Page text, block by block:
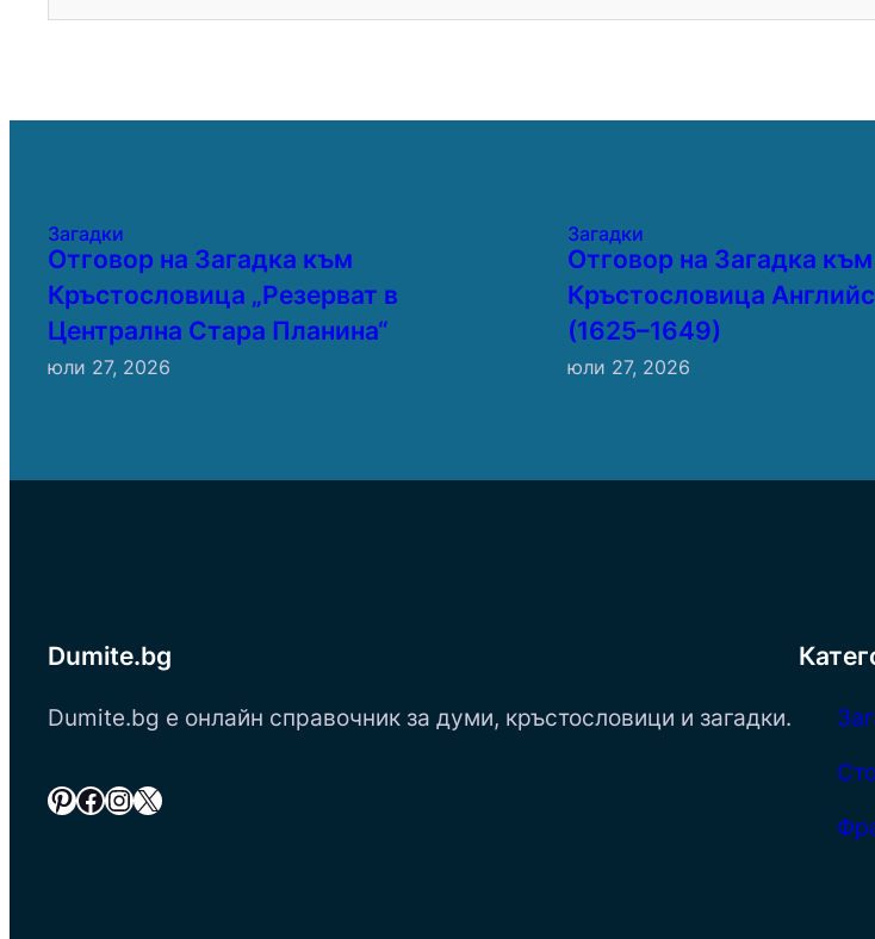
Загадки
Отговор на Загадка към
Кръстословица „Резерват в
Централна Стара Планина“
юли 27, 2026
Загадки
Отговор на Загадка към
Кръстословица
(1625–1649)
юли 27, 2026
Dumite.bg
Dumite.bg е онлайн справочник за думи, кръстословици и загадки.
Pinterest Facebook InstagramX